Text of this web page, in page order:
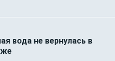
вода не вернулась в